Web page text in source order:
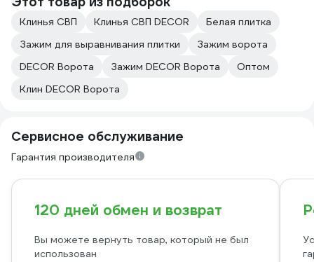
Клинья СВП Клинья СВП DECOR
Белая плитка
Зажим для выравнивания плитки
Зажим ворота
DECOR Ворота
Зажим DECOR Ворота
Оптом
Клин DECOR Ворота
Сервисное обслуживание
Гарантия производителя
120 дней обмен и возврат
Вы можете вернуть товар, который не был
использован